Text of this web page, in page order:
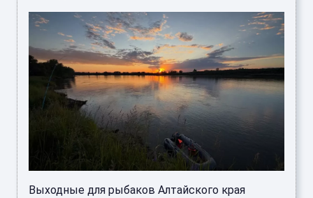
Выходные для рыбаков Алтайского края